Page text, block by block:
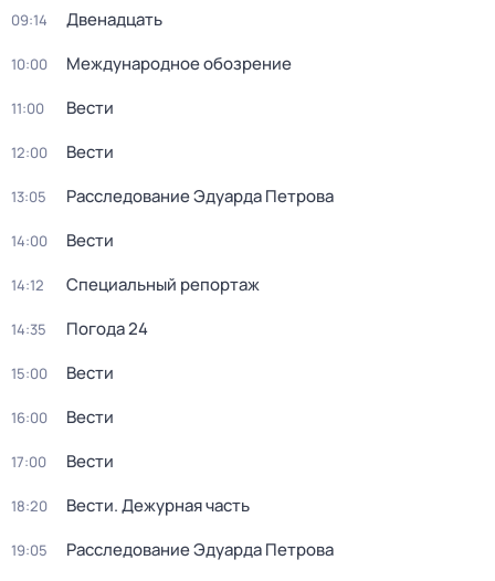
09:14 Двенадцать
10:00 Международное обозрение
11:00 Вести
12:00 Вести
13:05 Расследование Эдуарда Петрова
14:00 Вести
14:12 Специальный репортаж
14:35 Погода 24
15:00 Вести
16:00 Вести
17:00 Вести
18:20 Вести. Дежурная часть
19:05 Расследование Эдуарда Петрова